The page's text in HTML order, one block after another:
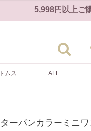
5,998円以上ご
ムス ALL
ーパンカラーミニ